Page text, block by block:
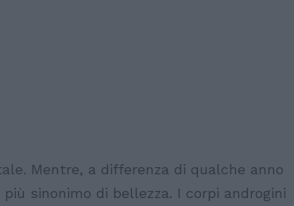
Mentre, a differenza di qualche anno
sinonimo di bellezza. I corpi androgini